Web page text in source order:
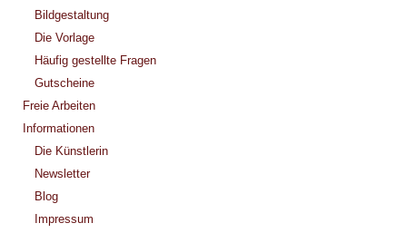
Bildgestaltung
Die Vorlage
Häufig gestellte Fragen
Gutscheine
Freie Arbeiten
Informationen
Die Künstlerin
Newsletter
Blog
Impressum